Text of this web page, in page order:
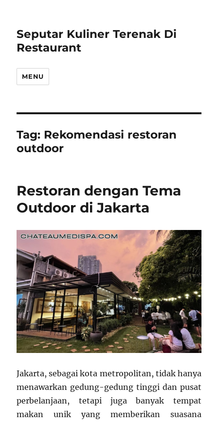
Seputar Kuliner Terenak Di
Restaurant
MENU
Tag: Rekomendasi restoran
outdoor
Restoran dengan Tema
Outdoor di Jakarta
Jakarta, sebagai kota metropolitan, tidak hanya
menawarkan gedung-gedung tinggi dan pusat
perbelanjaan, tetapi juga banyak tempat
makan unik yang memberikan suasana